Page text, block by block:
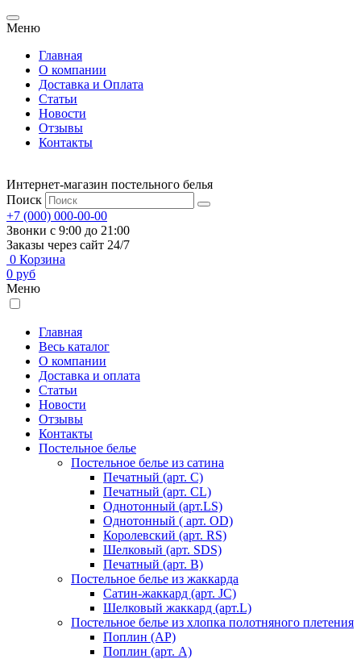
Меню
Главная
О компании
Доставка и Оплата
Статьи
Новости
Отзывы
Контакты
Интернет-магазин постельного белья
Поиск
+7 (000) 000-00-00
Звонки с 9:00 до 21:00
Заказы через сайт 24/7
0 Корзина
0 руб
Меню
Главная
Весь каталог
О компании
Доставка и оплата
Статьи
Новости
Отзывы
Контакты
Постельное белье
Постельное белье из сатина
Печатный (арт. С)
Печатный (арт. СL)
Однотонный (арт.LS)
Однотонный ( арт. OD)
Королевский (арт. RS)
Шелковый (арт. SDS)
Печатный (арт. В)
Постельное белье из жаккарда
Сатин-жаккард (арт. JC)
Шелковый жаккард (арт.L)
Постельное белье из хлопка полотняного плетения
Поплин (AP)
Поплин (арт. А)